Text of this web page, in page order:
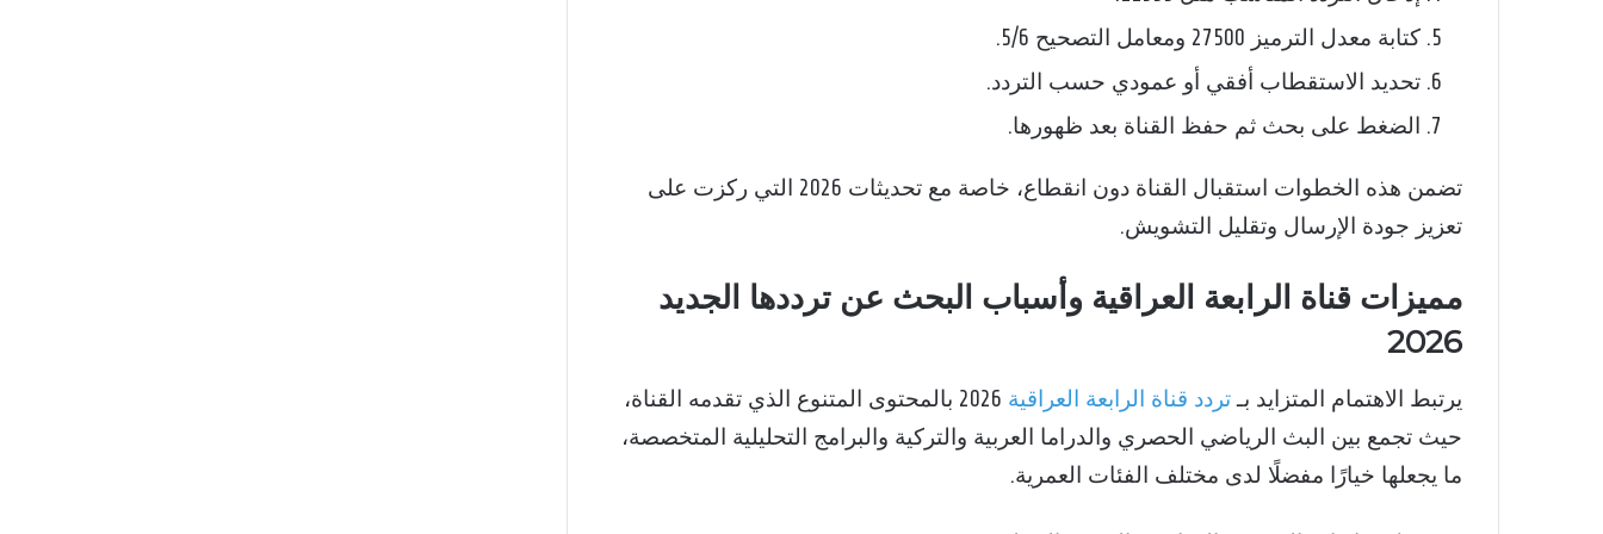
كتابة معدل الترميز 27500 ومعامل التصحيح 5/6.
تحديد الاستقطاب أفقي أو عمودي حسب التردد.
الضغط على بحث ثم حفظ القناة بعد ظهورها.
تضمن هذه الخطوات استقبال القناة دون انقطاع، خاصة مع تحديثات 2026 التي ركزت على
تعزيز جودة الإرسال وتقليل التشويش.
مميزات قناة الرابعة العراقية وأسباب البحث عن ترددها الجديد
2026
يرتبط الاهتمام المتزايد بـتردد قناة الرابعة العراقية
2026 بالمحتوى المتنوع الذي تقدمه القناة،
حيث تجمع بين البث الرياضي الحصري والدراما العربية والتركية والبرامج التحليلية المتخصصة،
ما يجعلها خيارًا مفضلًا لدى مختلف الفئات العمرية.